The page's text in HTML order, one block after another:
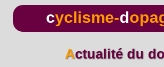
cyclisme-d
Actualité du